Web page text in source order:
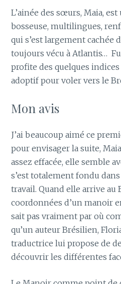
L’ainée des sœurs, Maia,
bosseuse, multilingues,
qui s’est largement cachée
toujours vécu à Atlantis…
profite des quelques
adoptif pour voler vers le
Mon avis
J’ai beaucoup aimé ce
pour envisager la suite,
assez effacée, elle semble
s’est totalement fondu
travail. Quand elle arrive au
coordonnées d’un manoir
sait pas vraiment par où
qu’un auteur Brésilien,
traductrice lui propose de
découvrir les différentes